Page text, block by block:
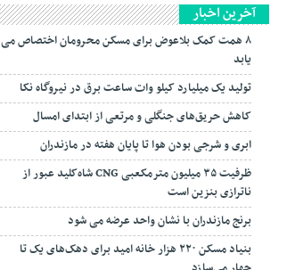
آخرین اخبار
۸ همت کمک بلاعوض برای مسکن محرومان اختصاص می
یابد
تولید یک میلیارد کیلو وات ساعت برق در نیروگاه نکا
کاهش حریق‌های جنگلی و مرتعی از ابتدای امسال
ابری و شرجی بودن هوا تا پایان هفته در مازندران
ظرفیت ۳۵ میلیون مترمکعبی CNG شاه‌کلید عبور از
ناترازی بنزین است
برنج مازندران با نشان واحد عرضه می شود
بنیاد مسکن ۲۲۰ هزار خانه امید برای دهک‌های یک تا